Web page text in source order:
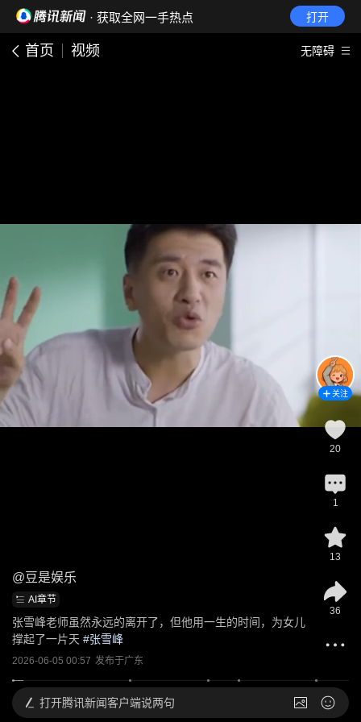
· 获取全网一手热点 打开
首页 视频 无障碍
@豆是娱乐
AI章节
张雪峰老师虽然永远的离开了，但他用一生的时间，为女儿
撑起了一片天 #张雪峰
2026-06-05 00:57 发布于广东
关注
20
1
13
36
打开腾讯新闻客户端说两句